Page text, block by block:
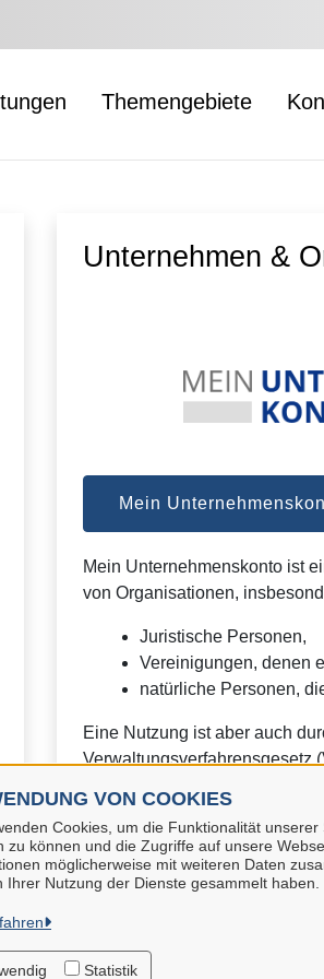
VON COOKIES
Cookies, um die Funktionalität
zu können und die Zugriffe auf unsere
möglicherweise mit weiteren Daten
Ihrer Nutzung der Dienste gesammelt haben.
Statistik
Themengebiete
Unternehmen &
Mein
Mein Unternehmenskonto ist
von Organisationen,
Juristische Personen,
Vereinigungen, denen
natürliche Personen,
Eine Nutzung ist aber auch
Verwaltungsverfahrensgesetz